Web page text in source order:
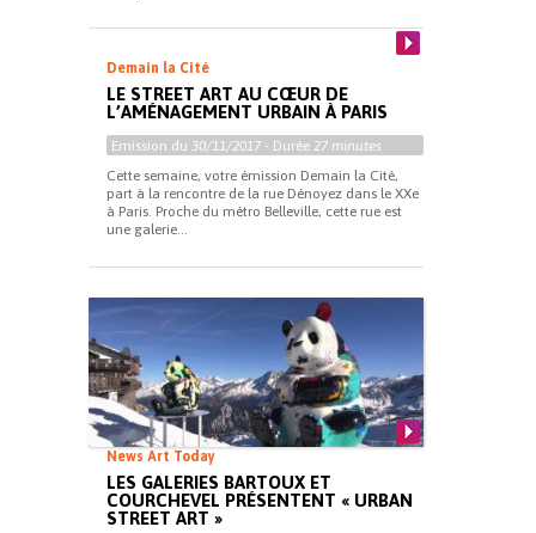
Demain la Cité
LE STREET ART AU CŒUR DE
L’AMÉNAGEMENT URBAIN À PARIS
Emission du 30/11/2017 - Durée 27 minutes
Cette semaine, votre émission Demain la Cité,
part à la rencontre de la rue Dénoyez dans le XXe
à Paris. Proche du métro Belleville, cette rue est
une galerie...
News Art Today
LES GALERIES BARTOUX ET
COURCHEVEL PRÉSENTENT « URBAN
STREET ART »